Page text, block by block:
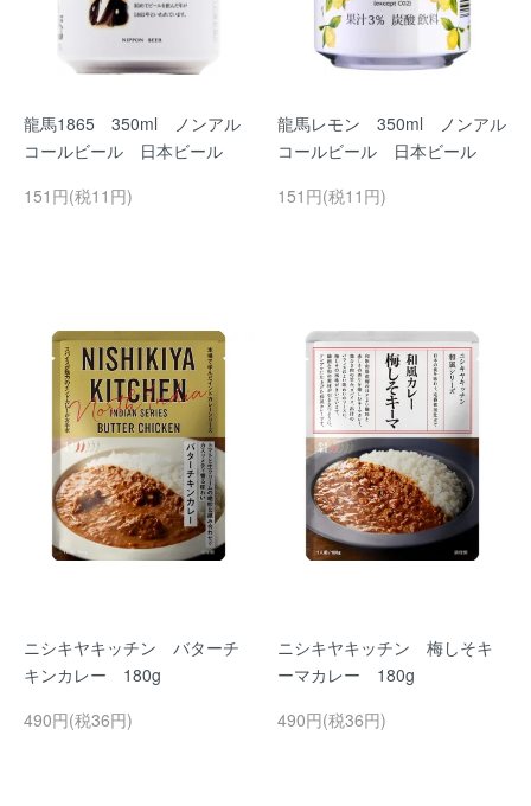
龍馬1865 350ml ノンアル
コールビール 日本ビール
151円(税11円)
龍馬レモン 350ml ノンアル
コールビール 日本ビール
151円(税11円)
ニシキヤキッチン バターチ
キンカレー 180g
490円(税36円)
ニシキヤキッチン 梅しそキ
ーマカレー 180g
490円(税36円)